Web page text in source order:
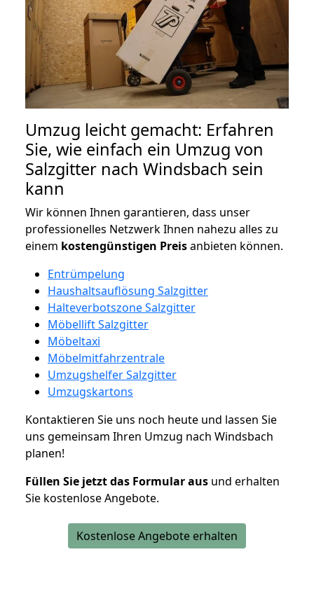
Umzug leicht gemacht: Erfahren
Sie, wie einfach ein Umzug von
Salzgitter nach Windsbach sein
kann
Wir können Ihnen garantieren, dass unser
professionelles Netzwerk Ihnen nahezu alles zu
einem kostengünstigen Preisanbieten können.
Entrümpelung
Haushaltsauflösung Salzgitter
Halteverbotszone Salzgitter
Möbellift Salzgitter
Möbeltaxi
Möbelmitfahrzentrale
Umzugshelfer Salzgitter
Umzugskartons
Kontaktieren Sie uns noch heute und lassen Sie
uns gemeinsam Ihren Umzug nach Windsbach
planen!
Füllen Sie jetzt das Formular aus und erhalten
Sie kostenlose Angebote.
Kostenlose Angebote erhalten